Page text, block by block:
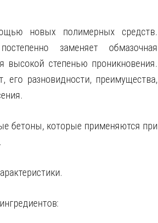
новых полимерных средств.
заменяет обмазочная
высокой степенью проникновения.
его разновидности, преимущества,
бетоны, которые применяются при